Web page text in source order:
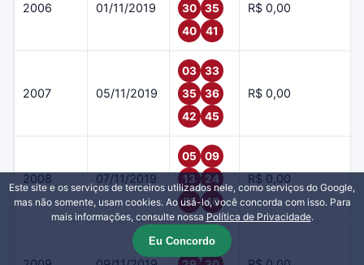
2006 01/11/2019
30
35
40
41
R$ 0,00
2007 05/11/2019
03
33
35
36
42
45
R$ 0,00
2008 07/11/2019
05
09
13
24
31
40
R$ 0,00
03
05
Este site e os serviços de terceiros utilizados nele, como serviços do Google,
mas não somente, usam cookies. Ao usá-lo, você concorda com isso. Para
mais informações, consulte nossa Política de Privacidade.
Eu Concordo